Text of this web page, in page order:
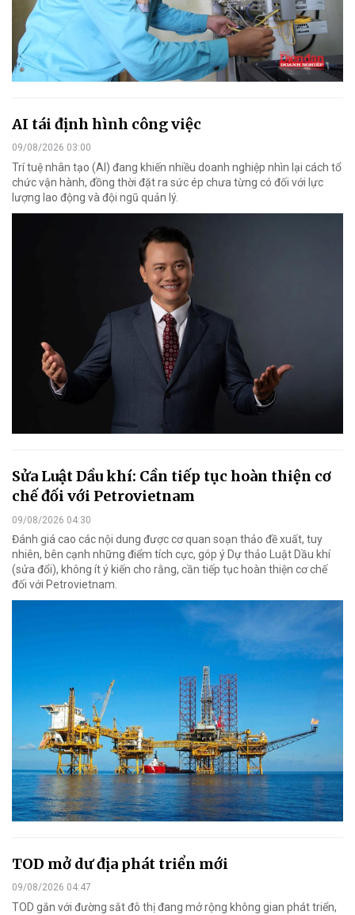
AI tái định hình công việc
09/08/2026 03:00
Trí tuệ nhân tạo (AI) đang khiến nhiều doanh nghiệp nhìn lại cách tổ
chức vận hành, đồng thời đặt ra sức ép chưa từng có đối với lực
lượng lao động và đội ngũ quản lý.
Sửa Luật Dầu khí: Cần tiếp tục hoàn thiện cơ
chế đối với Petrovietnam
09/08/2026 04:30
Đánh giá cao các nội dung được cơ quan soạn thảo đề xuất, tuy
nhiên, bên cạnh những điểm tích cực, góp ý Dự thảo Luật Dầu khí
(sửa đổi), không ít ý kiến cho rằng, cần tiếp tục hoàn thiện cơ chế
đối với Petrovietnam.
TOD mở dư địa phát triển mới
09/08/2026 04:47
TOD gắn với đường sắt đô thị đang mở rộng không gian phát triển,